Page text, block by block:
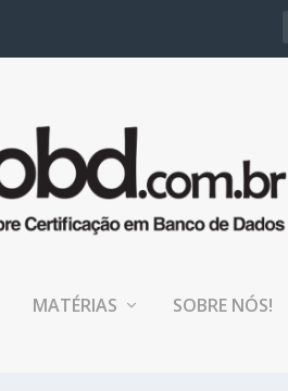
MATÉRIAS SOBRE NÓS!